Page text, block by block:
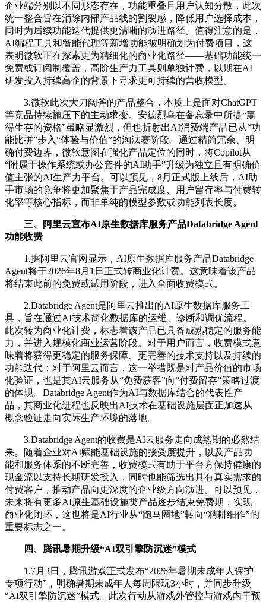
企业端分别以不同形态存在，功能重叠且用户认知分散，此次
统一整合旨在消除内部产品线的割裂感，降低用户选择成本，
同时为后续功能迭代提供更清晰的演进路径。值得注意的是，
AI编程工具和智能代理等新增功能被明确划为付费项目，这
表明微软正在探索更为精细化的商业化路径——基础功能统一
免费或订阅制覆盖，高阶生产力工具则单独计费，以期在AI
研发投入持续高企的背景下寻求更可持续的营收模型。
3.微软此次大刀阔斧的产品整合，本质上是面对ChatGPT
等竞品持续施压下的主动求变。安德烈乌在备忘录中所提“赢
得生存的资格”虽略显激烈，但也折射出AI消费端产品已从“功
能比拼”步入“体验与价值”的淘汰赛阶段。通过精简冗余、明
确付费边界，微软意图在强化产品定位的同时，将Copilot从
“附属于操作系统或办公套件的AI助手”升级为独立且有明确价
值主张的AI生产力平台。可以预见，8月正式版上线后，AI助
手市场的竞争将更加聚焦于产品完成度、用户留存率与付费转
化率等核心指标，而非单纯的模型参数或功能列表长度。
三、阿里云宣布AI原生数据库服务产品Databridge Agent
功能收费
1.据阿里云官网显示，AI原生数据库服务产品Databridge
Agent将于2026年8月1日正式转商业化计费。这意味着该产品
将结束此前的免费或试用阶段，进入全面收费模式。
2.Databridge Agent是阿里云推出的AI原生数据库服务工
具，旨在通过AI技术简化数据库的运维、诊断和调优流程。
此次转为商业化计费，标志着该产品已具备成熟稳定的服务能
力，并进入规模化商业运营阶段。对于用户而言，收费模式意
味着将获得更稳定的服务保障、更完善的技术支持以及持续的
功能迭代；对于阿里云而言，这一举措既是对产品价值的市场
化验证，也是其AI云服务从“免费获客”向“付费留存”策略过渡
的体现。Databridge Agent作为AI与数据库结合的代表性产
品，其商业化进程也反映出AI技术在基础设施层面正加速从
概念验证走向实际生产环境的落地。
3.Databridge Agent的收费是AI云服务走向成熟期的必然结
果。随着企业对AI赋能基础设施的接受度提升，以及产品功
能和服务体系的不断完善，收费模式有助于平台方保持健康的
现金流以支持长期研发投入，同时也能筛选出具有真实需求的
付费客户，推动产品向更深度的企业级方向演进。可以预见，
未来将有更多AI原生基础设施类产品逐步结束免费期，实现
商业化闭环，这也将是AI行业从“跑马圈地”转向“精耕细作”的
重要标志之一。
四、腾讯暑期升级“AI双引擎防沉迷”模式
1.7月3日，腾讯游戏正式发布“2026年暑期未成年人保护
专项行动”，明确暑期未成年人每周限玩3小时，并同步升级
“AI双引擎防沉迷”模式。此次行动从游戏外管控与游戏内干预